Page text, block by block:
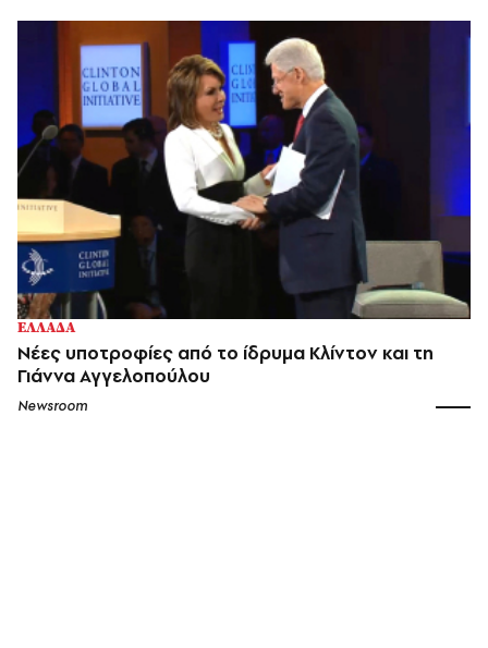
ΕΛΛΑΔΑ
Νέες υποτροφίες από το ίδρυμα Κλίντον και τη
Γιάννα Αγγελοπούλου
Newsroom